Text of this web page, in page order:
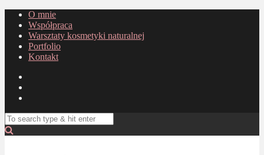
O mnie
Współpraca
Warsztaty kosmetyki naturalnej
Portfolio
Kontakt